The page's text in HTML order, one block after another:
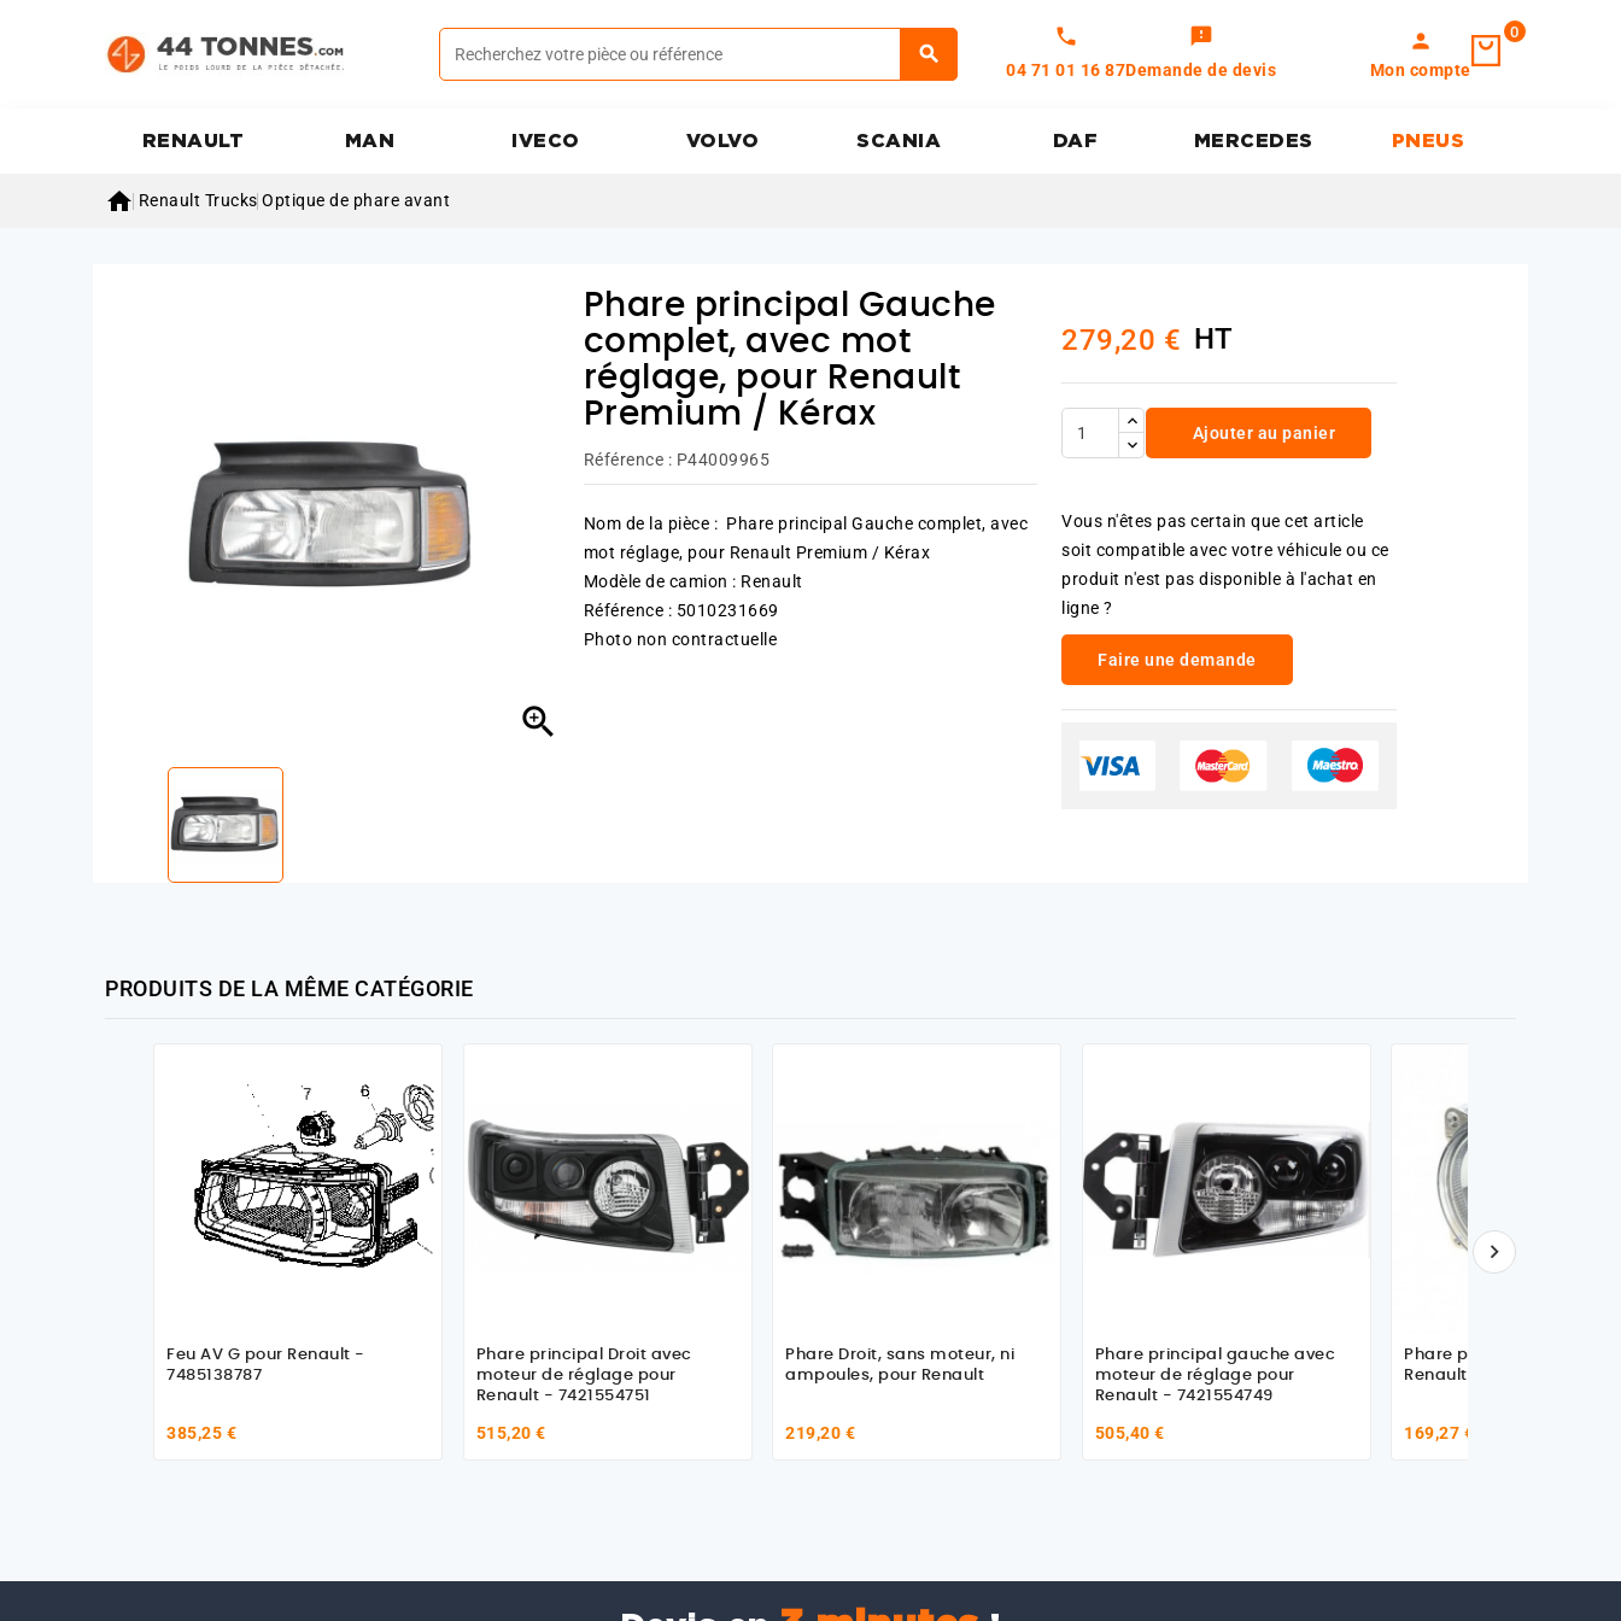
call
04 71 01 16 87
feedback
Demande de devis
person
Mon compte
0
RENAULT MAN IVECO VOLVO SCANIA DAF MERCEDES PNEUS
 Renault Trucks Optique de phare avant

Phare principal Gauche
complet, avec mot
réglage, pour Renault
Premium / Kérax
Référence : P44009965
Nom de la pièce : Phare principal Gauche complet, avec
mot réglage, pour Renault Premium / Kérax
Modèle de camion : Renault
Référence : 5010231669
Photo non contractuelle
279,20 € HT
Ajouter au panier
Vous n'êtes pas certain que cet article
soit compatible avec votre véhicule ou ce
produit n'est pas disponible à l'achat en
ligne ?
Faire une demande
PRODUITS DE LA MÊME CATÉGORIE
Feu AV G pour Renault -
7485138787
385,25 €
Phare principal Droit avec
moteur de réglage pour
Renault - 7421554751
515,20 €
Phare Droit, sans moteur, ni
ampoules, pour Renault
219,20 €
Phare principal gauche avec
moteur de réglage pour
Renault - 7421554749
505,40 €
Phare principal droit pour
Renault Trucks
169,27 €
